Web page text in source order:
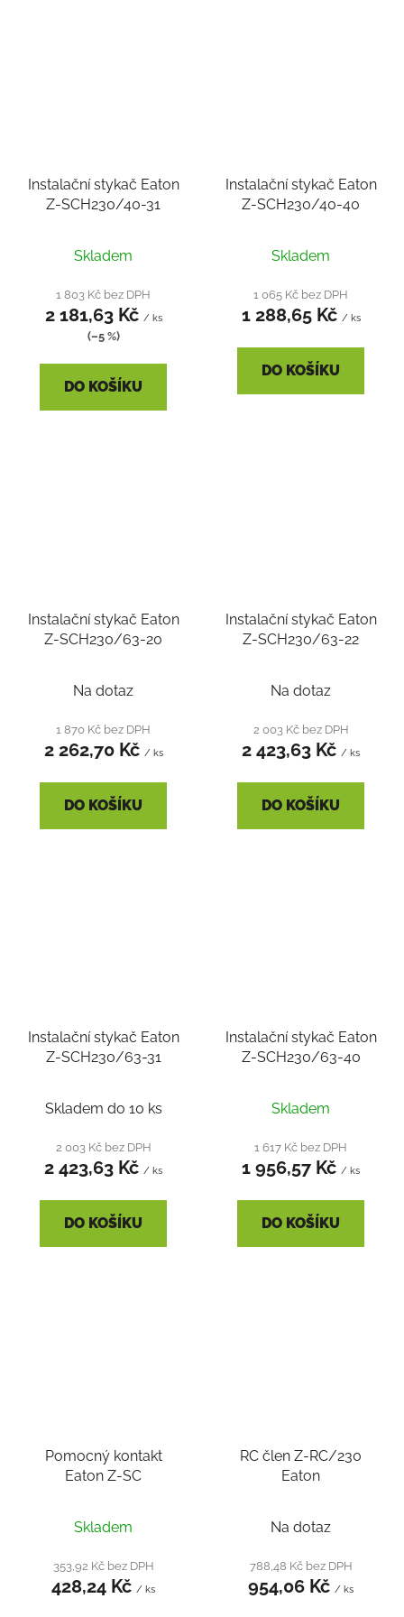
Instalační stykač Eaton
Z-SCH230/40-31
Skladem
1 803 Kč bez DPH
2 181,63 Kč / ks
(–5 %)
DO KOŠÍKU
Instalační stykač Eaton
Z-SCH230/40-40
Skladem
1 065 Kč bez DPH
1 288,65 Kč / ks
DO KOŠÍKU
Instalační stykač Eaton
Z-SCH230/63-20
Na dotaz
1 870 Kč bez DPH
2 262,70 Kč / ks
DO KOŠÍKU
Instalační stykač Eaton
Z-SCH230/63-22
Na dotaz
2 003 Kč bez DPH
2 423,63 Kč / ks
DO KOŠÍKU
Instalační stykač Eaton
Z-SCH230/63-31
Skladem do 10 ks
2 003 Kč bez DPH
2 423,63 Kč / ks
DO KOŠÍKU
Instalační stykač Eaton
Z-SCH230/63-40
Skladem
1 617 Kč bez DPH
1 956,57 Kč / ks
DO KOŠÍKU
Pomocný kontakt
Eaton Z-SC
Skladem
353,92 Kč bez DPH
428,24 Kč / ks
RC člen Z-RC/230
Eaton
Na dotaz
788,48 Kč bez DPH
954,06 Kč / ks